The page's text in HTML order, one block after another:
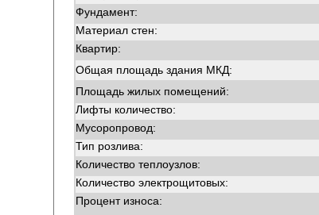
Фундамент:
Материал стен:
Квартир:
Общая площадь здания МКД:
Площадь жилых помещений:
Лифты количество:
Мусоропровод:
Тип розлива:
Количество теплоузлов:
Количество электрощитовых:
Процент износа: